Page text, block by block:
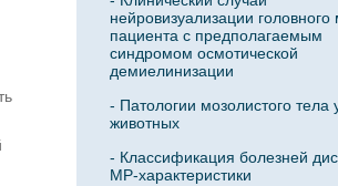
нейровизуализации головного
пациента с предполагаемым
синдромом осмотической
демиелинизации
- Патологии мозолистого тела
животных
- Классификация болезней
МР-характеристики